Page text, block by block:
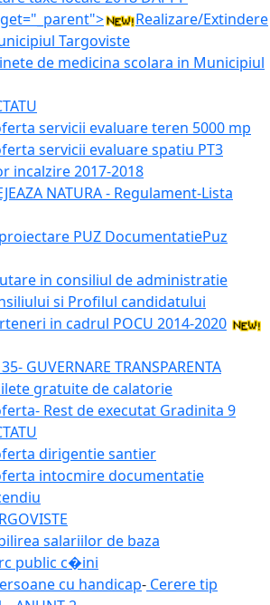
Realizare/Extindere
Targoviste
de medicina scolara in Municipiul
servicii evaluare teren 5000 mp
servicii evaluare spatiu PT3
incalzire 2017-2018
NATURA - Regulament-Lista
PUZ DocumentatiePuz
in consiliul de administratie
si Profilul candidatului
in cadrul POCU 2014-2020
GUVERNARE TRANSPARENTA
gratuite de calatorie
Rest de executat Gradinita 9
dirigentie santier
intocmire documentatie
salariilor de baza
public c�ini
cu handicap- Cerere tip